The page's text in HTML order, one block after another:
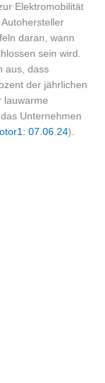
Elektromobilität
daran, wann
sein wird.
aus, dass
der jährlichen
lauwarme
Unternehmen
07.06.24).